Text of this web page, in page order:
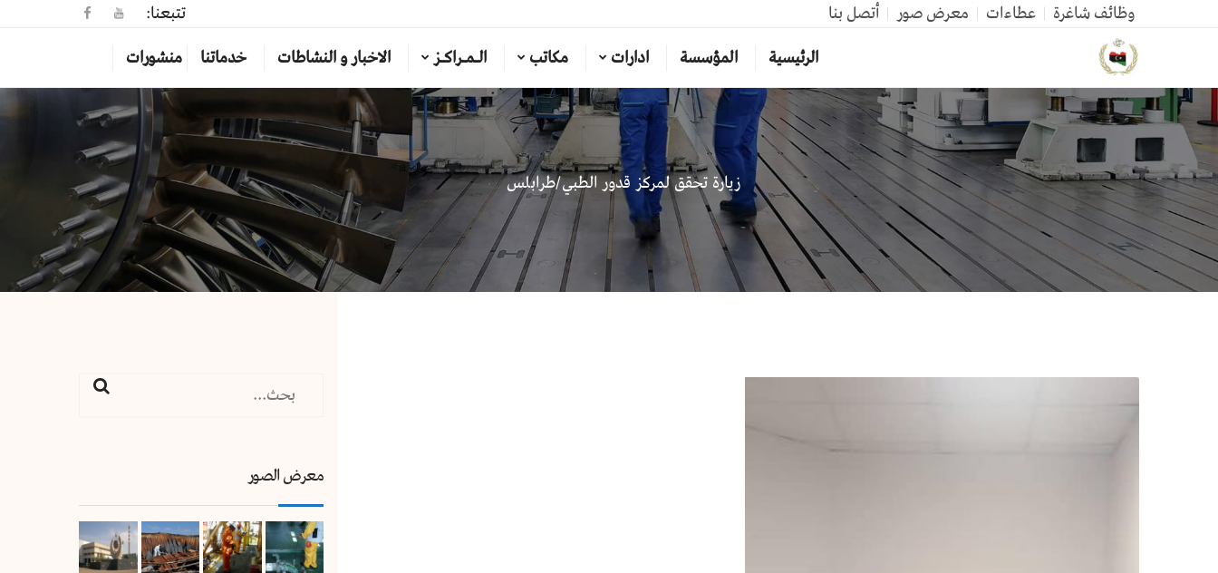
وظائف شاغرة عطاءات معرض صور أتصل بنا
تتبعنا:
الرئيسية
المؤسسة ادارات مكاتب الـمـراكـز الاخبار و النشاطات خدماتنا منشورات
زيارة تحقق لمركز قدور الطبي/طرابلس
معرض الصور